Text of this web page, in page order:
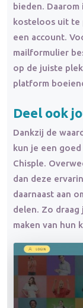
bieden.
kosteloos uit te
een account.
mailformulier
op de juiste
platform
Deel ook
Dankzij de
kun je een
Chisple.
dan deze
daarnaast aan
delen. Zo
maken van hun